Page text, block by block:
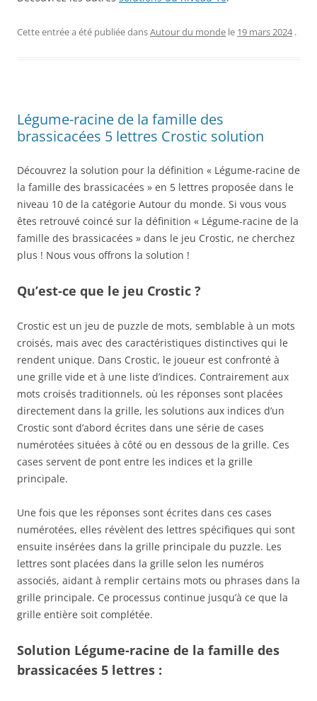
Cette entrée a été publiée dansAutour du monde le 19 mars 2024 .
Légume-racine de la famille des
brassicacées 5 lettres Crostic solution
Découvrez la solution pour la définition « Légume-racine de
la famille des brassicacées » en 5 lettres proposée dans le
niveau 10 de la catégorie Autour du monde. Si vous vous
êtes retrouvé coincé sur la définition « Légume-racine de la
famille des brassicacées » dans le jeu Crostic, ne cherchez
plus ! Nous vous offrons la solution !
Qu’est-ce que le jeu Crostic ?
Crostic est un jeu de puzzle de mots, semblable à un mots
croisés, mais avec des caractéristiques distinctives qui le
rendent unique. Dans Crostic, le joueur est confronté à
une grille vide et à une liste d’indices. Contrairement aux
mots croisés traditionnels, où les réponses sont placées
directement dans la grille, les solutions aux indices d’un
Crostic sont d’abord écrites dans une série de cases
numérotées situées à côté ou en dessous de la grille. Ces
cases servent de pont entre les indices et la grille
principale.
Une fois que les réponses sont écrites dans ces cases
numérotées, elles révèlent des lettres spécifiques qui sont
ensuite insérées dans la grille principale du puzzle. Les
lettres sont placées dans la grille selon les numéros
associés, aidant à remplir certains mots ou phrases dans la
grille principale. Ce processus continue jusqu’à ce que la
grille entière soit complétée.
Solution Légume-racine de la famille des
brassicacées 5 lettres :